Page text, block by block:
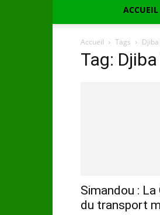
ACCUEIL
Accueil Tags
Tag:
Simandou : La
du transport